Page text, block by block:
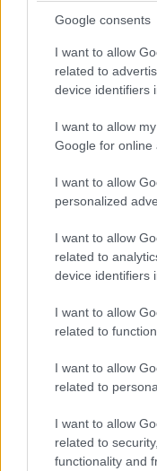
Google consents
I want to allow
related to
device identifiers
I want to allow
Google for online
I want to allow
personalized
I want to allow
related to
device identifiers
I want to allow
related to
I want to allow
related to
I want to allow
related to
functionality and